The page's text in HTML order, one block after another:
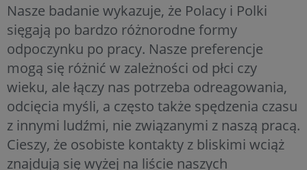
Nasze badanie wykazuje, że Polacy i Polki
sięgają po bardzo różnorodne formy
odpoczynku po pracy. Nasze preferencje
mogą się różnić w zależności od płci czy
wieku, ale łączy nas potrzeba odreagowania,
odcięcia myśli, a często także spędzenia czasu
z innymi ludźmi, nie związanymi z naszą pracą.
Cieszy, że osobiste kontakty z bliskimi wciąż
znajdują się wyżej na liście naszych